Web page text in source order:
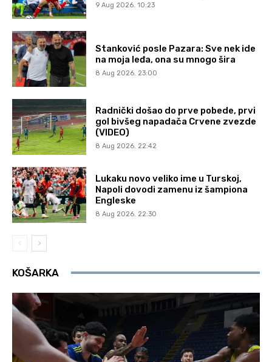
9 Aug 2026. 10:23
Stanković posle Pazara: Sve nek ide
na moja leđa, ona su mnogo šira
8 Aug 2026. 23:00
Radnički došao do prve pobede, prvi
gol bivšeg napadača Crvene zvezde
(VIDEO)
8 Aug 2026. 22:42
Lukaku novo veliko ime u Turskoj,
Napoli dovodi zamenu iz šampiona
Engleske
8 Aug 2026. 22:30
KOŠARKA